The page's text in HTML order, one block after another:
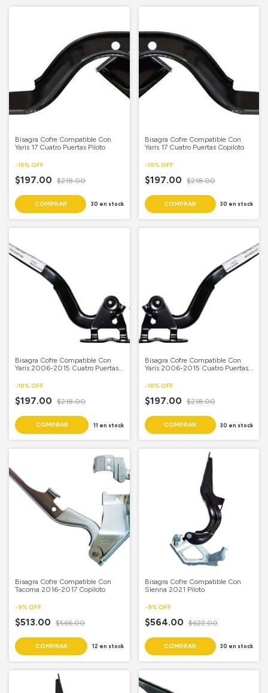
Bisagra Cofre Compatible Con
Yaris 17 Cuatro Puertas Piloto
-10% OFF
$197.00 $218.00
30 en stock
Bisagra Cofre Compatible Con
Yaris 17 Cuatro Puertas Copiloto
-10% OFF
$197.00 $218.00
30 en stock
Bisagra Cofre Compatible Con
Yaris 2006-2015 Cuatro Puertas
-10% OFF
$197.00 $218.00
11 en stock
Bisagra Cofre Compatible Con
Yaris 2006-2015 Cuatro Puertas
-10% OFF
$197.00 $218.00
30 en stock
Bisagra Cofre Compatible Con
Tacoma 2016-2017 Copiloto
-9% OFF
$513.00 $566.00
12 en stock
Bisagra Cofre Compatible Con
Sienna 2021 Piloto
-9% OFF
$564.00 $622.00
30 en stock